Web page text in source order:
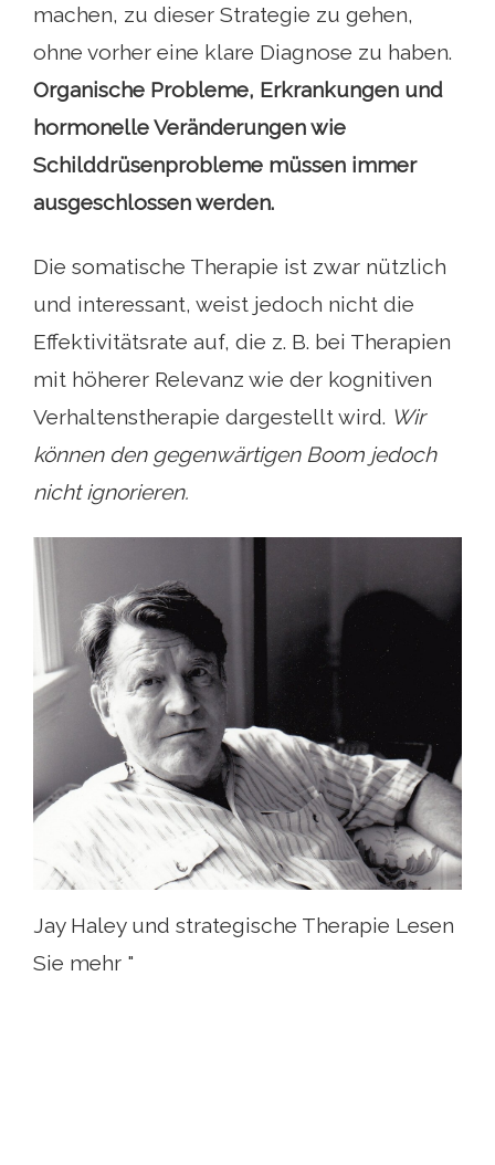
machen, zu dieser Strategie zu gehen,
ohne vorher eine klare Diagnose zu haben.
Organische Probleme, Erkrankungen und
hormonelle Veränderungen wie
Schilddrüsenprobleme müssen immer
ausgeschlossen werden.
Die somatische Therapie ist zwar nützlich
und interessant, weist jedoch nicht die
Effektivitätsrate auf, die z. B. bei Therapien
mit höherer Relevanz wie der kognitiven
Verhaltenstherapie dargestellt wird. Wir
können den gegenwärtigen Boom jedoch
nicht ignorieren.
Jay Haley und strategische Therapie Lesen
Sie mehr "